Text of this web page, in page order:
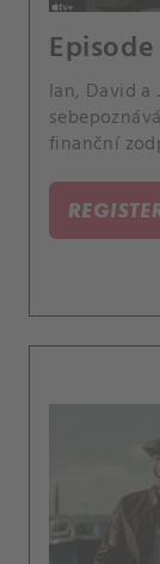
Ian, David
finanční